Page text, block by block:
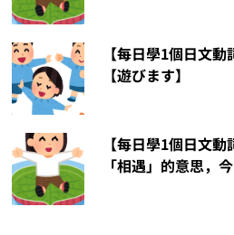
【每日學1個日文
【遊びます】
【每日學1個日文
「相遇」的意思，